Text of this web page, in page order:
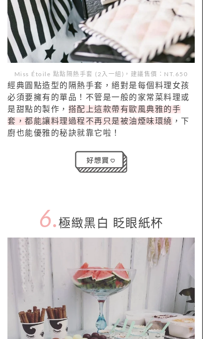
Miss Étoile 點點隔熱手套 ( 2 入一組)，建議售價：NT.650
經典圓點造型的隔熱手套，絕對是每個料理女孩
必須要擁有的單品！不管是一般的家常菜料理或
是甜點的製作， 搭配上這款帶有歐風典雅的手
套，都能讓料理過程不再只是被油煙味環繞 ，下
廚也能優雅的秘訣就靠它啦！
6.極緻黑白 眨眼紙杯